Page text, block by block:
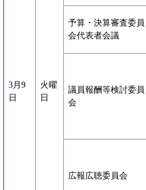
3月9
日
火曜
日
予算・決算審査委員
会代表者会議
議員報酬等検討委員
会
広報広聴委員会